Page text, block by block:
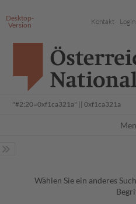
Desktop-
Version
Kontakt Login
Wählen Sie ein anderes